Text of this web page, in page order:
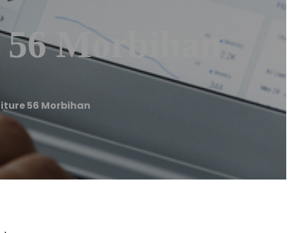
56 Morbihan
56 Morbihan